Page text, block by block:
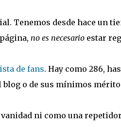
Tenemos desde hace un
no es necesario estar
de fans. Hay como 286,
blog o de sus mínimos
ni como una